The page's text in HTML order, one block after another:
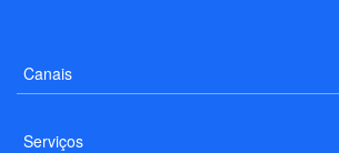
Canais
Serviços